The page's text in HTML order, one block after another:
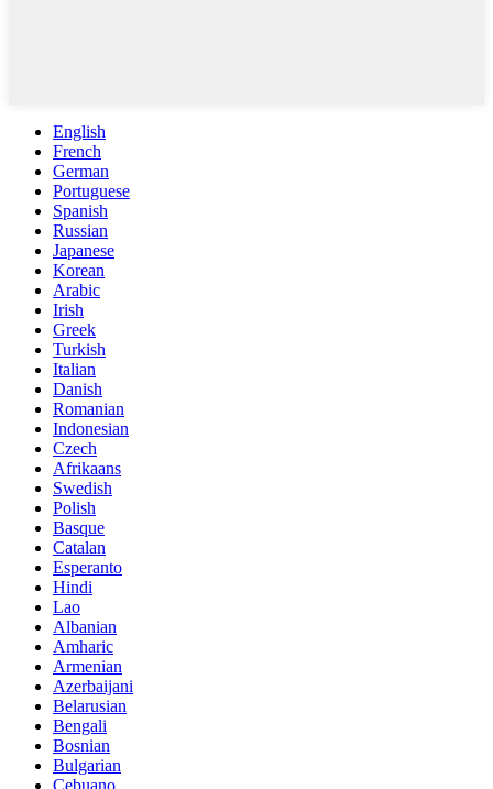
English
French
German
Portuguese
Spanish
Russian
Japanese
Korean
Arabic
Irish
Greek
Turkish
Italian
Danish
Romanian
Indonesian
Czech
Afrikaans
Swedish
Polish
Basque
Catalan
Esperanto
Hindi
Lao
Albanian
Amharic
Armenian
Azerbaijani
Belarusian
Bengali
Bosnian
Bulgarian
Cebuano